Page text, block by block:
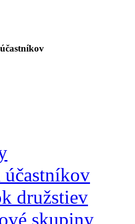
účastníkov
družstiev
skupiny